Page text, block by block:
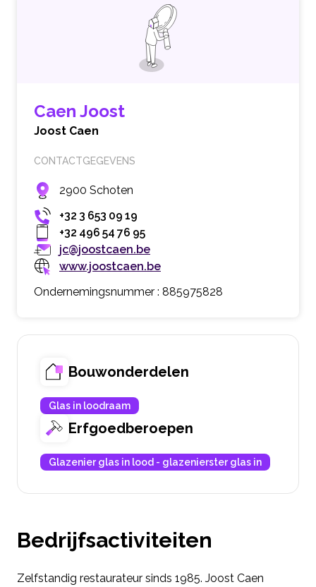
Caen Joost
Joost Caen
CONTACTGEGEVENS
2900 Schoten
+32 3 653 09 19
+32 496 54 76 95
jc@joostcaen.be
www.joostcaen.be
Ondernemingsnummer : 885975828
Bouwonderdelen
Glas in loodraam
Erfgoedberoepen
Glazenier glas in lood - glazenierster glas in
Bedrijfsactiviteiten
Zelfstandig restaurateur sinds 1985. Joost Caen